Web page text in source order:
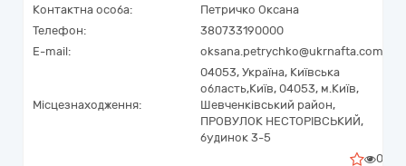
Контактна особа:
Петричко Оксана
Телефон:
380733190000
E-mail:
oksana.petrychko@ukrnafta.com
Місцезнаходження:
04053, Україна, Київська
область,Київ, 04053, м.Київ,
Шевченківський район,
ПРОВУЛОК НЕСТОРІВСЬКИЙ,
будинок 3-5
0